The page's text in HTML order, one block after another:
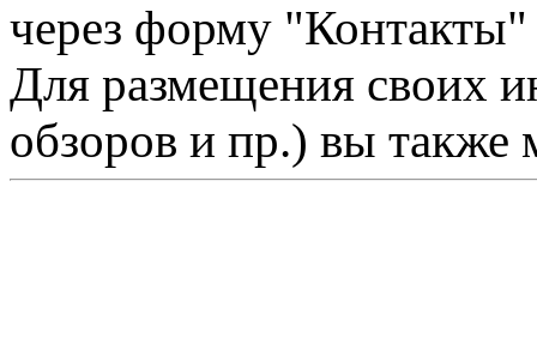
через форму "Контакты"
Для размещения своих
обзоров и пр.) вы также